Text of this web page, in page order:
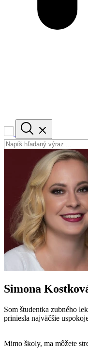
Simona
Som študentka zubného
priniesla najväčšie
Mimo školy, ma môžete